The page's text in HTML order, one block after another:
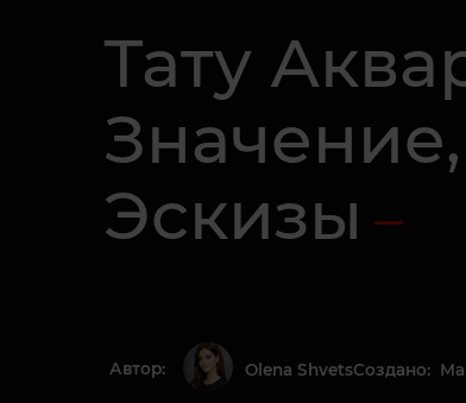
Тату
Эскизы
Автор: Olena ShvetsСоздано: